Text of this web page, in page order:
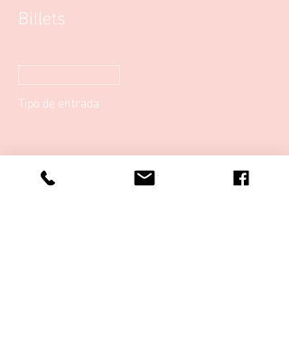
Billets
Tipo de entrada
tibetanos
Leer más